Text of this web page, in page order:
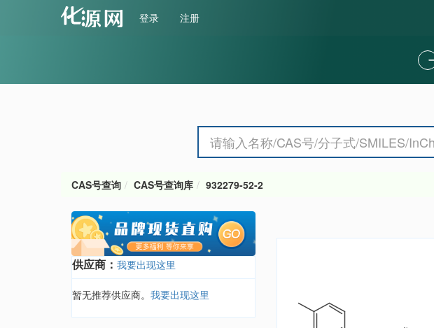
登录 注册
CAS号查询 CAS号查询库 932279-52-2
供应商： 我要出现这里
暂无推荐供应商。 我要出现这里